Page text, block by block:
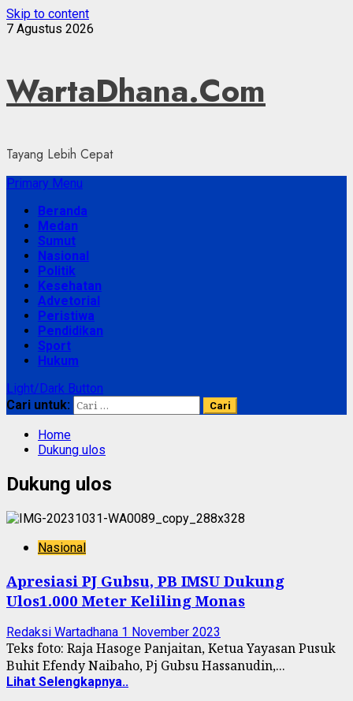
Skip to content
7 Agustus 2026
WartaDhana.Com
Tayang Lebih Cepat
Primary Menu
Beranda
Medan
Sumut
Nasional
Politik
Kesehatan
Advetorial
Peristiwa
Pendidikan
Sport
Hukum
Light/Dark Button
Cari untuk:
Home
Dukung ulos
Dukung ulos
Nasional
Apresiasi PJ Gubsu, PB IMSU Dukung
Ulos1.000 Meter Keliling Monas
Redaksi Wartadhana 1 November 2023
Teks foto: Raja Hasoge Panjaitan, Ketua Yayasan Pusuk
Buhit Efendy Naibaho, Pj Gubsu Hassanudin,...
Lihat Selengkapnya..